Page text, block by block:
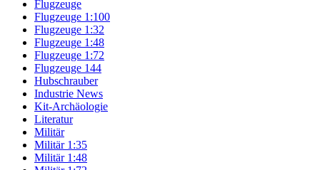
Flugzeuge
Flugzeuge 1:100
Flugzeuge 1:32
Flugzeuge 1:48
Flugzeuge 1:72
Flugzeuge 144
Hubschrauber
Industrie News
Kit-Archäologie
Literatur
Militär
Militär 1:35
Militär 1:48